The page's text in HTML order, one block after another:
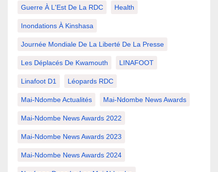
Guerre À L'Est De La RDC Health
Inondations À Kinshasa
Journée Mondiale De La Liberté De La Presse
Les Déplacés De Kwamouth LINAFOOT
Linafoot D1 Léopards RDC
Mai-Ndombe Actualités Mai-Ndombe News Awards
Mai-Ndombe News Awards 2022
Mai-Ndombe News Awards 2023
Mai-Ndombe News Awards 2024